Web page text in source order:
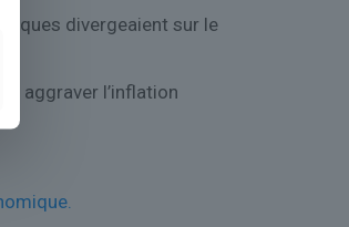
divergeaient sur le
aggraver l’inflation